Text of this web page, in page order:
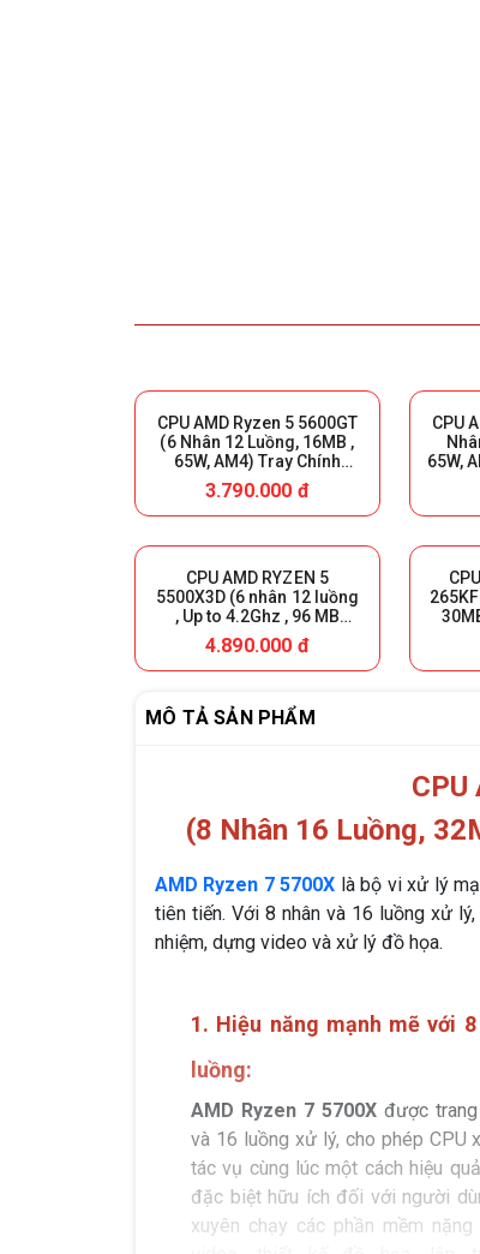
CPU AMD Ryzen 5 5600GT
(6 Nhân 12 Luồng, 16MB ,
65W, AM4) Tray Chính
Hãng (MPK)
3.790.000 đ
CPU
65W,
CPU AMD RYZEN 5
5500X3D (6 nhân 12 luồng
, Up to 4.2Ghz , 96 MB
Cache, AM4) Tray New
(FV)
4.890.000 đ
MÔ TẢ SẢN PHẨM
CPU
(8 Nhân 16 Luồng,
AMD Ryzen 7 5700X là bộ vi xử lý
tiên tiến. Với 8 nhân và 16 luồng xử
nhiệm, dựng video và xử lý đồ họa.
1. Hiệu năng mạnh mẽ với
luồng:
AMD Ryzen 7 5700X được
và 16 luồng xử lý, cho phép CPU
tác vụ cùng lúc một cách hiệu
đặc biệt hữu ích đối với người
xuyên chạy các phần mềm nặng